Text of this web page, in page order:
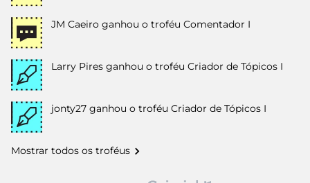
JM Caeiro ganhou o troféu Comentador I
Larry Pires ganhou o troféu Criador de Tópicos I
jonty27 ganhou o troféu Criador de Tópicos I
Mostrar todos os troféus